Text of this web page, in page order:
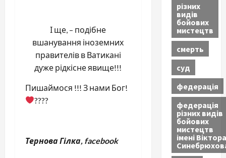
І ще, – подібне
вшанування іноземних
правителів в Ватикані
дуже рідкісне явище!!!
Пишаймося !!! З нами Бог!
????
Тернова Гілка, facebook
різних
видів
бойових
мистецтв
смерть
суд
федерація
федерація
різних видів
бойових
мистецтв
імені Віктора